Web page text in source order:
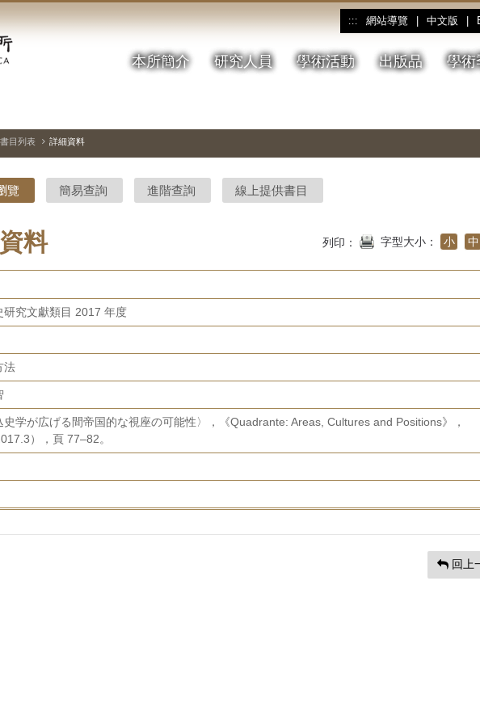
::: 網站導覽 中文版
本所簡介 研究人員 學術活動 出版品 學術
書目列表 詳細資料
覽 簡易查詢 進階查詢 線上提供書目
料 列印： 字型大小： 小 中
研究文獻類目 2017 年度
法
史学が広げる間帝国的な視座の可能性〉，《Quadrante: Areas, Cultures and Positions》，
），頁 77–82。
回上